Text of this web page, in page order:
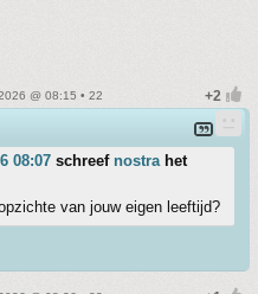
@ 08:15 • 22
08:07 schreef nostrahet
van jouw eigen leeftijd?